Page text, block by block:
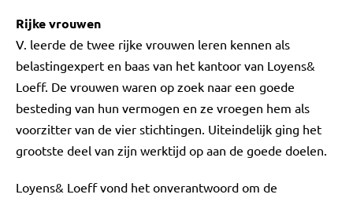
Rijke vrouwen
V. leerde de twee rijke vrouwen leren kennen als
belastingexpert en baas van het kantoor van Loyens&
Loeff. De vrouwen waren op zoek naar een goede
besteding van hun vermogen en ze vroegen hem als
voorzitter van de vier stichtingen. Uiteindelijk ging het
grootste deel van zijn werktijd op aan de goede doelen.
Loyens& Loeff vond het onverantwoord om de